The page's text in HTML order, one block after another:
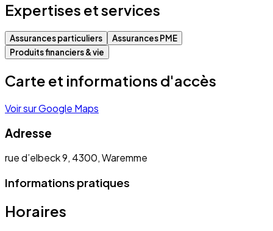
Expertises et services
Assurances particuliers
Assurances PME
Produits financiers & vie
Carte et informations d'accès
Voir sur Google Maps
Adresse
rue d’elbeck 9, 4300, Waremme
Informations pratiques
Horaires